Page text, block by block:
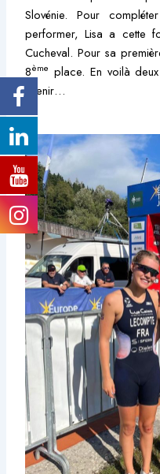
Slovénie. Pour
performer, Lisa a cette
Cucheval. Pour sa
8ème place. En voilà
avenir…